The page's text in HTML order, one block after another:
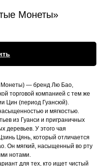
Монеты»
— бренд Лю Бао,
торговой компанией с тем же
Цин (период Гуансюй).
и мягкостью.
из Гуанси и приграничных
деревьев. У этого чая
Цянь, который отличается
Он мягкий, насыщенный во рту
нотами.
для тех, кто ищет чистый